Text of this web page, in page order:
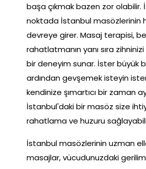
başa çıkmak bazen zor
noktada İstanbul masözlerinin
devreye girer. Masaj terapisi,
rahatlatmanın yanı sıra
bir deneyim sunar. İster büyük
ardından gevşemek isteyin
kendinize şımartıcı bir zaman
İstanbul'daki bir masöz size
rahatlama ve huzuru
İstanbul masözlerinin uzman
masajlar, vücudunuzdaki